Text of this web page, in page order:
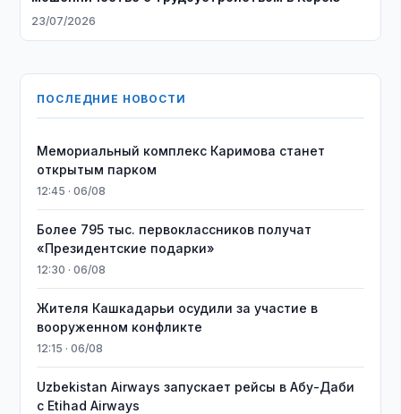
23/07/2026
ПОСЛЕДНИЕ НОВОСТИ
Мемориальный комплекс Каримова станет
открытым парком
12:45 · 06/08
Более 795 тыс. первоклассников получат
«Президентские подарки»
12:30 · 06/08
Жителя Кашкадарьи осудили за участие в
вооруженном конфликте
12:15 · 06/08
Uzbekistan Airways запускает рейсы в Абу-Даби
с Etihad Airways